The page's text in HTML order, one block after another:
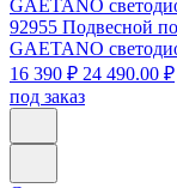
92955 Подвесной
GAETANO
16 390 ₽ 24 490.00 ₽
под заказ